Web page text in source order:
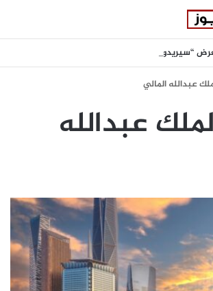
عبدالله المالي
عبدالله